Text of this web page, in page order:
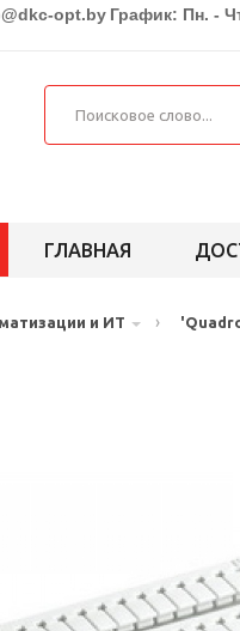
opt.by График: Пн. -
ГЛАВНАЯ
и ИТ ›